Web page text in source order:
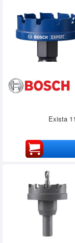
Exista